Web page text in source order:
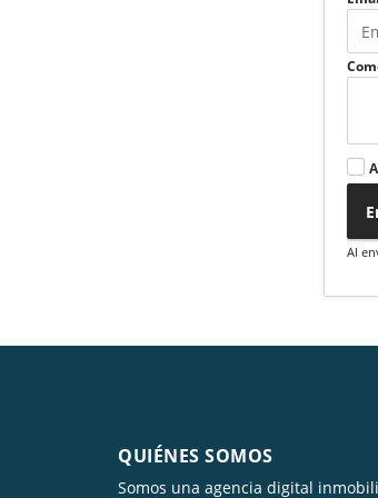
Al
QUIÉNES SOMOS
Somos una agencia digital